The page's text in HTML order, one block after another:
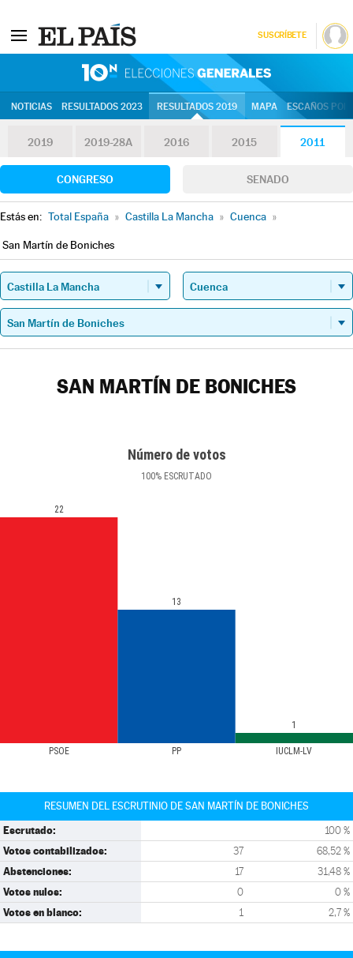
SUSCRÍBETE
NOTICIAS RESULTADOS 2023 RESULTADOS 2019 MAPA ESCAÑOS
2019 2019-28A 2016 2015 2011
CONGRESO SENADO
Estás en: Total España » Castilla La Mancha » Cuenca »
San Martín de Boniches
SAN MARTÍN DE BONICHES
Número de votos
100% ESCRUTADO
PSOE PP IUCLM-LV
22
13
1
RESUMEN DEL ESCRUTINIO DE SAN MARTÍN DE BONICHES
Escrutado: 100 %
Votos contabilizados: 37 68,52 %
Abstenciones: 17 31,48 %
Votos nulos: 0 0 %
Votos en blanco: 1 2,7 %